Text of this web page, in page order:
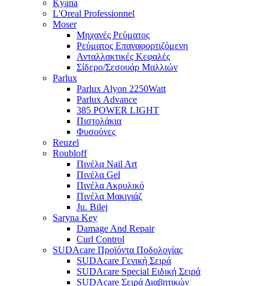
Kyana
L'Oreal Professionnel
Moser
Μηχανές Ρεύματος
Ρεύματος Επαναφορτιζόμενη
Ανταλλακτικές Κεφαλές
Σίδερο/Σεσουάρ Μαλλιών
Parlux
Parlux Alyon 2250Watt
Parlux Advance
385 POWER LIGHT
Πιστολάκια
Φυσούνες
Reuzel
Roubloff
Πινέλα Nail Art
Πινέλα Gel
Πινέλα Ακρυλικό
Πινέλα Μακιγιάζ
Ju. Bilej
Saryna Key
Damage And Repair
Curl Control
SUDAcare Προϊόντα Ποδολογίας
SUDAcare Γενική Σειρά
SUDAcare Special Ειδική Σειρά
SUDAcare Σειρά Διαβητικών